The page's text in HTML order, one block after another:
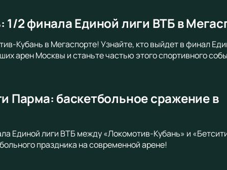
2 финала Единой лиги ВТБ в
Кубань в Мегаспорте! Узнайте, кто выйдет в финал
арен Москвы и станьте частью этого спортивного
Парма: баскетбольное сражение в
Единой лиги ВТБ между «Локомотив-Кубань» и
праздника на современной арене!